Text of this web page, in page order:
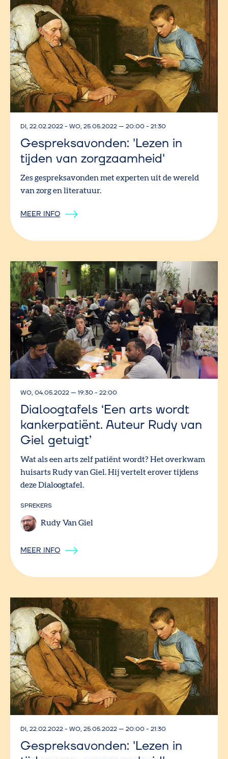
DI, 22.02.2022- WO, 25.05.2022— 20:00 - 21:30
Gespreksavonden: 'Lezen in
tijden van zorgzaamheid'
Zes gespreksavonden met experten uit de wereld
van zorg en literatuur.
MEER INFO
SPREKERS
Rudy Van Giel
WO, 04.05.2022— 19:30 - 22:00
Dialoogtafels ‘Een arts wordt
kankerpatiënt. Auteur Rudy van
Giel getuigt’
Wat als een arts zelf patiënt wordt? Het overkwam
huisarts Rudy van Giel. Hij vertelt erover tijdens
deze Dialoogtafel.
MEER INFO
DI, 22.02.2022- WO, 25.05.2022— 20:00 - 21:30
Gespreksavonden: 'Lezen in